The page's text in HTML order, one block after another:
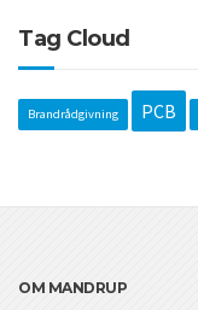
Tag Cloud
Brandrådgivning PCB
OM MANDRUP